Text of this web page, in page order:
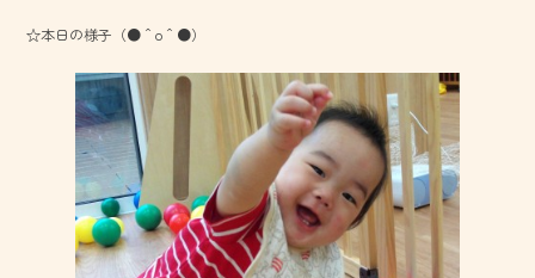
☆本日の様子（●＾o＾●）